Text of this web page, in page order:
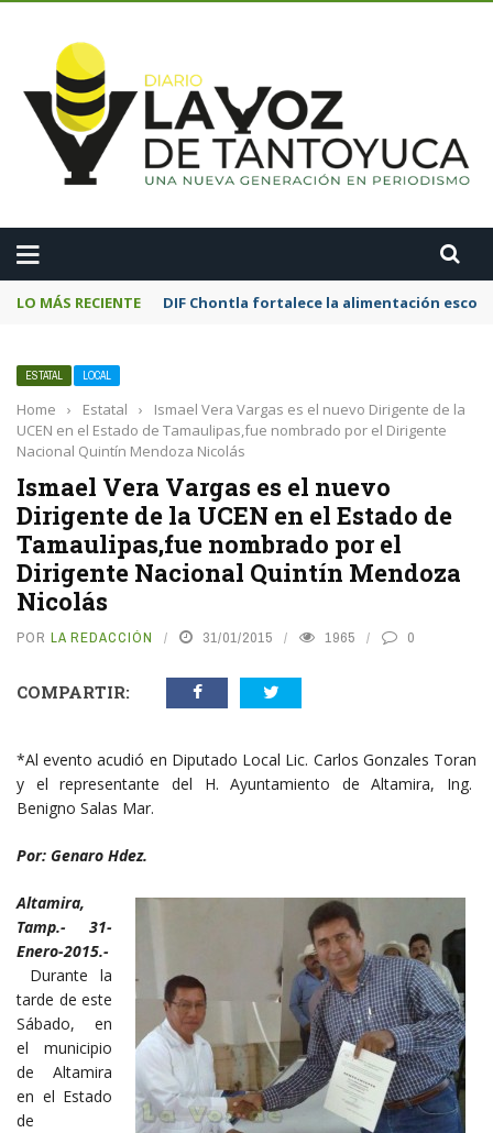
LO MÁS RECIENTE DIF Chontla fortalece la alimentación
ESTATAL LOCAL
Home › Estatal ›
Ismael Vera Vargas es el nuevo Dirigente de la
UCEN en el Estado de Tamaulipas,fue nombrado por el Dirigente
Nacional Quintín Mendoza Nicolás
Ismael Vera Vargas es el nuevo
Dirigente de la UCEN en el Estado de
Tamaulipas,fue nombrado por el
Dirigente Nacional Quintín Mendoza
Nicolás
POR LA REDACCIÓN 31/01/2015 1965 0
COMPARTIR:
*Al evento acudió en Diputado Local Lic. Carlos Gonzales Toran
y el representante del H. Ayuntamiento de Altamira, Ing.
Benigno Salas Mar.
Por: Genaro Hdez.
Altamira,
Tamp.- 31-
Enero-2015.-
Durante la
tarde de este
Sábado, en
el municipio
de Altamira
en el Estado
de